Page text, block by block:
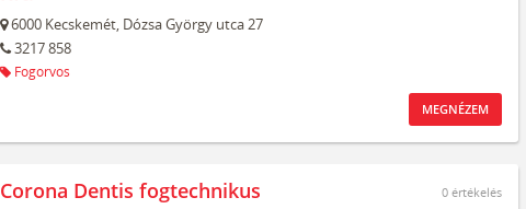
6000 Kecskemét, Dózsa György utca 27
3217 858
Fogorvos
MEGNÉZEM
Corona Dentis fogtechnikus 0 értékelés